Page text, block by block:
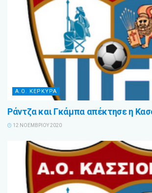
Α.Ο. ΚΕΡΚΥΡΑ
Ράντζα και Γκάμπα απέκτησε η
12 ΝΟΕΜΒΡΊΟΥ 2020